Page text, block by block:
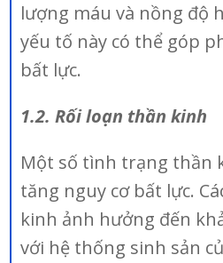
lượng máu và nồng độ
yếu tố này có thể góp
bất lực.
1.2. Rối loạn thần kinh
Một số tình trạng thần
tăng nguy cơ bất lực.
kinh ảnh hưởng đến
với hệ thống sinh sản